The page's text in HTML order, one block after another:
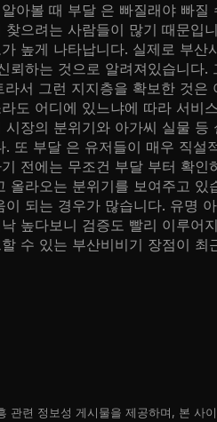
아볼 때 부달 은 빠질래야 빠
으려는 사람들이 많기 때문
높게 나타납니다. 실제로 부
뢰하는 것으로 알려져있습니다
서 그런 지지층을 확보한 것
도 어디에 있느냐에 따라 서비
장의 분위기와 아가씨 실물
또 부달 은 유저들이 매우 직
전에는 무조건 부달 부터 확
올라오는 분위기를 보여주고
되는 경우가 많습니다. 유명
높다보니 검증도 빨리 이루
수 있는 부산비비기 장점이 최
련 정보성 게시물을 제공하며, 본 사